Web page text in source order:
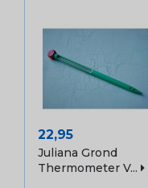
Prijs
22,95
Juliana Grond
Thermometer V...